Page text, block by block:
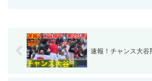
速報！チャンス大谷